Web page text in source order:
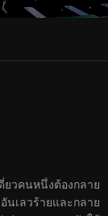
วคนหนึ่งต้องกลาย
นเลวร้ายและกลาย